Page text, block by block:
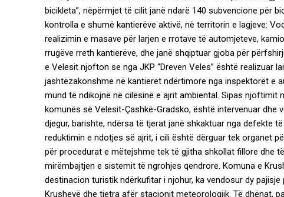
bicikleta”, nëpërmjet të cilit janë ndarë 140 subvencione për
kontrolla e shumë kantierëve aktivë, në territorin e lagjeve:
realizimin e masave për larjen e rrotave të automjeteve,
rrugëve rreth kantierëve, dhe janë shqiptuar gjoba për
e Velesit njofton se nga JKP “Dreven Veles” është realizuar
jashtëzakonshme në kantieret ndërtimore nga inspektorët e
mund të ndikojnë në cilësinë e ajrit ambiental. Sipas
komunës së Velesit-Çashkë-Gradsko, është intervenuar
djegur, barishte, ndërsa të tjerat janë shkaktuar nga defekte
reduktimin e ndotjes së ajrit, i cili është dërguar tek organet
për procedurat e mëtejshme tek të gjitha shkollat fillore dhe
mirëmbajtjen e sistemit të ngrohjes qendrore. Komuna e
destinacion turistik ndërkufitar i njohur, ka vendosur dy
Krushevë dhe tjetra afër stacionit meteorologjik. Të dhënat,